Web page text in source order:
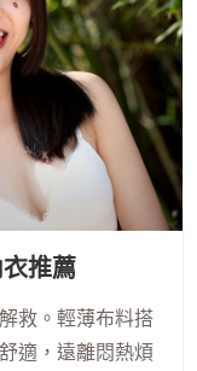
推薦
救。輕薄布料搭
適，遠離悶熱煩